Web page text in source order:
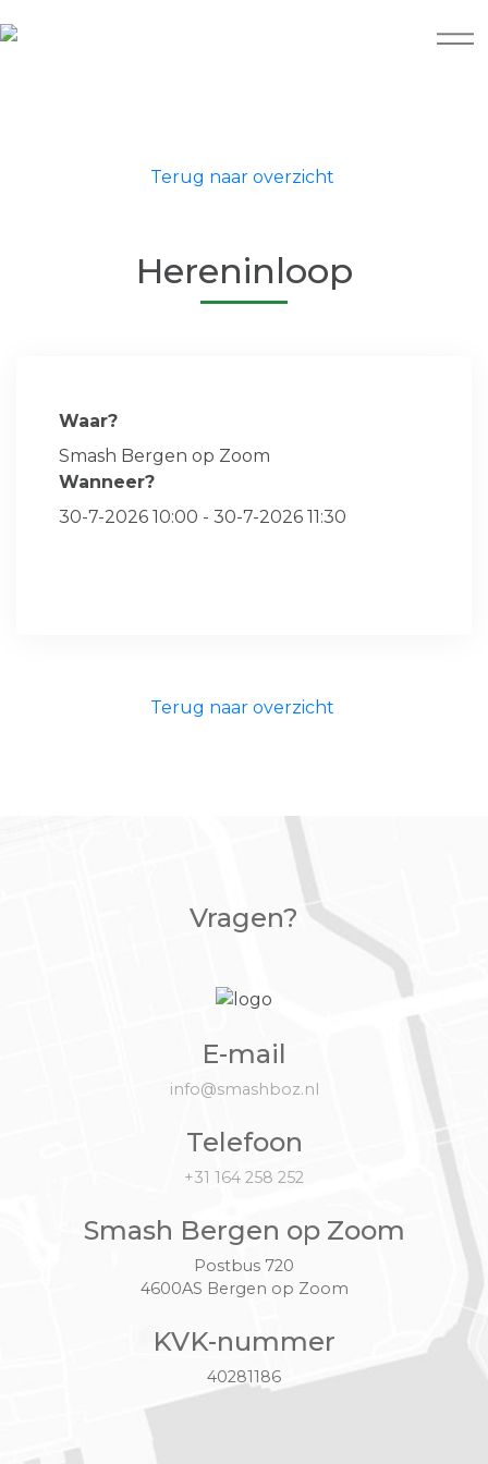
Terug naar overzicht
Hereninloop
Waar?
Smash Bergen op Zoom
Wanneer?
30-7-2026 10:00 - 30-7-2026 11:30
Terug naar overzicht
Vragen?
E-mail
info@smashboz.nl
Telefoon
+31 164 258 252
Smash Bergen op Zoom
Postbus 720
4600AS Bergen op Zoom
KVK-nummer
40281186